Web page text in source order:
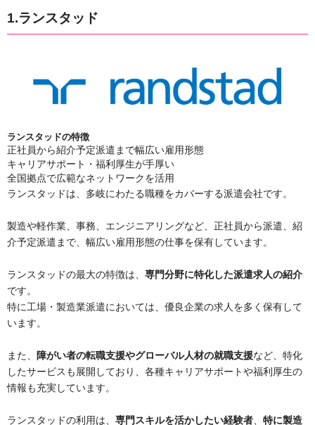
1.ランスタッド
ランスタッドの特徴
正社員から紹介予定派遣まで幅広い雇用形態
キャリアサポート・福利厚生が手厚い
全国拠点で広範なネットワークを活用
ランスタッドは、多岐にわたる職種をカバーする派遣会社です。
製造や軽作業、事務、エンジニアリングなど、正社員から派遣、紹
介予定派遣まで、幅広い雇用形態の仕事を保有しています。
ランスタッドの最大の特徴は、 専門分野に特化した派遣求人の紹介
です。
特に工場・製造業派遣においては、優良企業の求人を多く保有して
います。
また、 障がい者の転職支援やグローバル人材の就職支援など、特化
したサービスも展開しており、各種キャリアサポートや福利厚生の
情報も充実しています。
ランスタッドの利用は、 専門スキルを活かしたい経験者、 特に製造